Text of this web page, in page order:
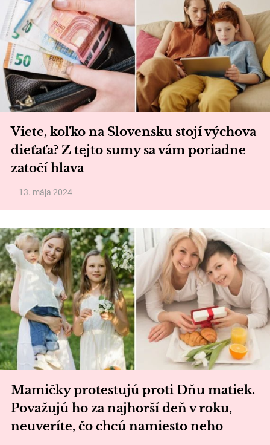
Viete, koľko na Slovensku stojí výchova
dieťaťa? Z tejto sumy sa vám poriadne
zatočí hlava
13. mája 2024
Mamičky protestujú proti Dňu matiek.
Považujú ho za najhorší deň v roku,
neuveríte, čo chcú namiesto neho